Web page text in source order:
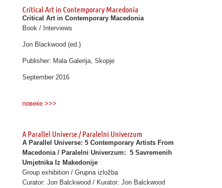
Critical Art in Contemporary Macedonia
Critical Art in Contemporary Macedonia
Book / Interviews
Jon Blackwood (ed.)
Publisher: Mala Galerija, Skopje
September 2016
повеќе >>>
A Parallel Universe / Paralelni Univerzum
A Parallel Universe: 5 Contemporary Artists From
Macedonia / Paralelni Univerzum: 5 Savremenih
Umjetnika Iz Makedonije
Group exhibition / Grupna izložba
Curator: Jon Balckwood / Kurator: Jon Balckwood